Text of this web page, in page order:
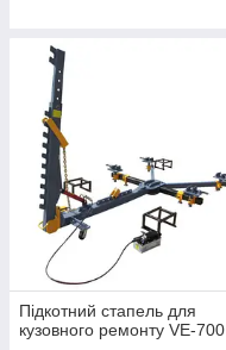
Підкотний стапель для
кузовного ремонту VE-700